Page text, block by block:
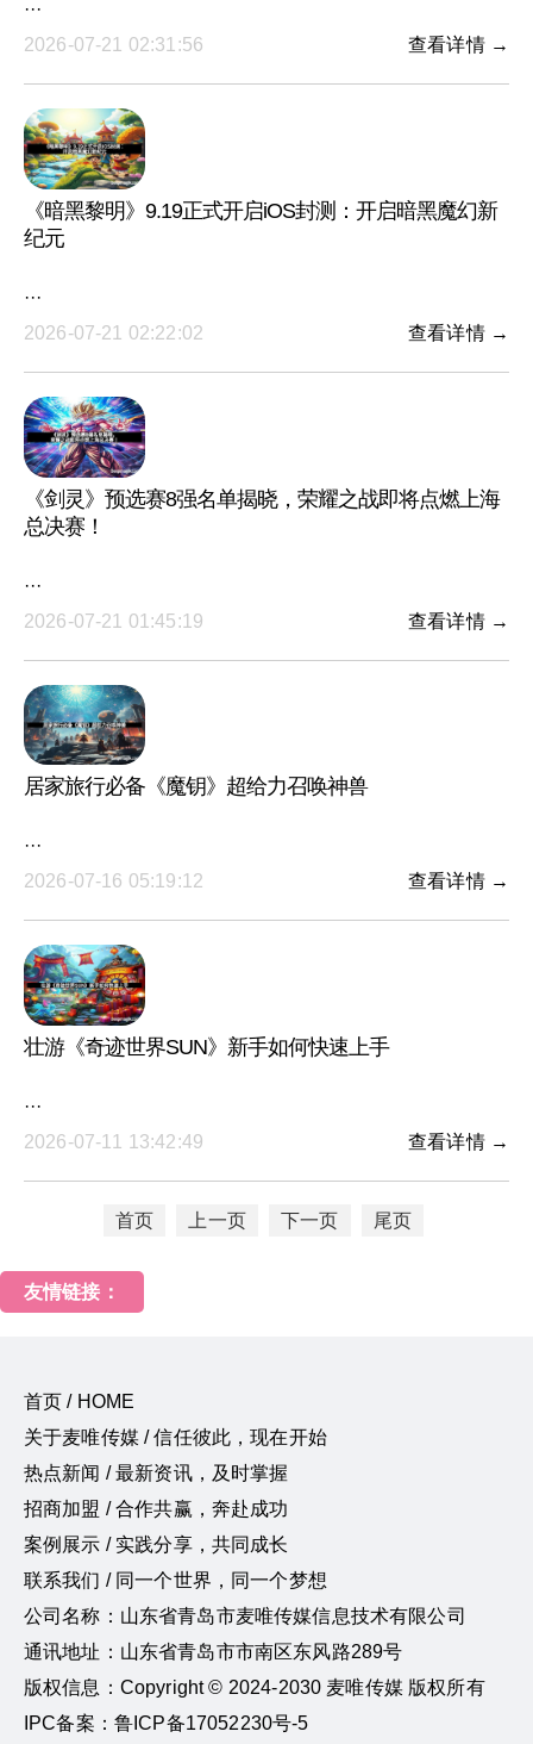
···
2026-07-21 02:31:56
查看详情 →
《暗黑黎明》9.19正式开启iOS封测：开启暗黑魔幻新
纪元
···
2026-07-21 02:22:02
查看详情 →
《剑灵》预选赛8强名单揭晓，荣耀之战即将点燃上海
总决赛！
···
2026-07-21 01:45:19
查看详情 →
居家旅行必备《魔钥》超给力召唤神兽
···
2026-07-16 05:19:12
查看详情 →
壮游《奇迹世界SUN》新手如何快速上手
···
2026-07-11 13:42:49
查看详情 →
首页 上一页 下一页 尾页
友情链接：
首页 / HOME
关于麦唯传媒 / 信任彼此，现在开始
热点新闻 / 最新资讯，及时掌握
招商加盟 / 合作共赢，奔赴成功
案例展示 / 实践分享，共同成长
联系我们 / 同一个世界，同一个梦想
公司名称：山东省青岛市麦唯传媒信息技术有限公司
通讯地址：山东省青岛市市南区东风路289号
版权信息：Copyright © 2024-2030 麦唯传媒 版权所有
IPC备案：鲁ICP备17052230号-5